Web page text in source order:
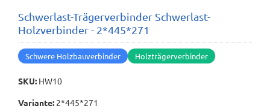
Schwerlast-Trägerverbinder Schwerlast-
Holzverbinder - 2*445*271
Schwere Holzbauverbinder Holzträgerverbinder
SKU: HW10
Variante: 2*445*271